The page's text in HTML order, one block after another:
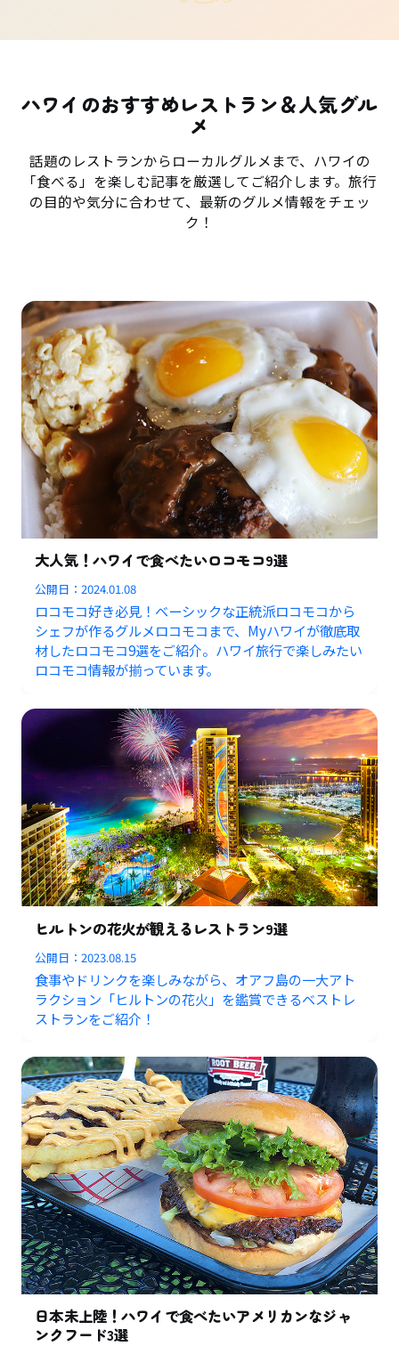
ハワイのおすすめレストラン＆人気グル
メ
話題のレストランからローカルグルメまで、ハワイの
「食べる」を楽しむ記事を厳選してご紹介します。旅行
の目的や気分に合わせて、最新のグルメ情報をチェッ
ク！
大人気！ハワイで食べたいロコモコ9選
公開日：2024.01.08
ロコモコ好き必見！ベーシックな正統派ロコモコから
シェフが作るグルメロコモコまで、Myハワイが徹底取
材したロコモコ9選をご紹介。ハワイ旅行で楽しみたい
ロコモコ情報が揃っています。
ヒルトンの花火が観えるレストラン9選
公開日：2023.08.15
食事やドリンクを楽しみながら、オアフ島の一大アト
ラクション「ヒルトンの花火」を鑑賞できるベストレ
ストランをご紹介！
日本未上陸！ハワイで食べたいアメリカンなジャ
ンクフード3選